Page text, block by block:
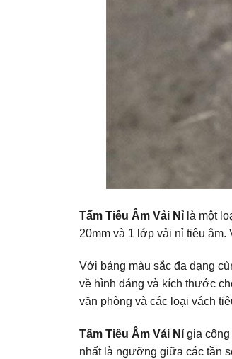
Tấm Tiêu Âm Vải Nỉ là một
20mm và 1 lớp vải nỉ tiêu âm.
Với bảng màu sắc đa dạng
về hình dáng và kích thước
văn phòng và các loại vách
Tấm Tiêu Âm Vải Nỉ gia
nhất là ngưỡng giữa các tần